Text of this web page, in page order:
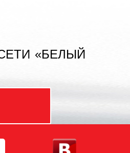
«БЕЛЫЙ